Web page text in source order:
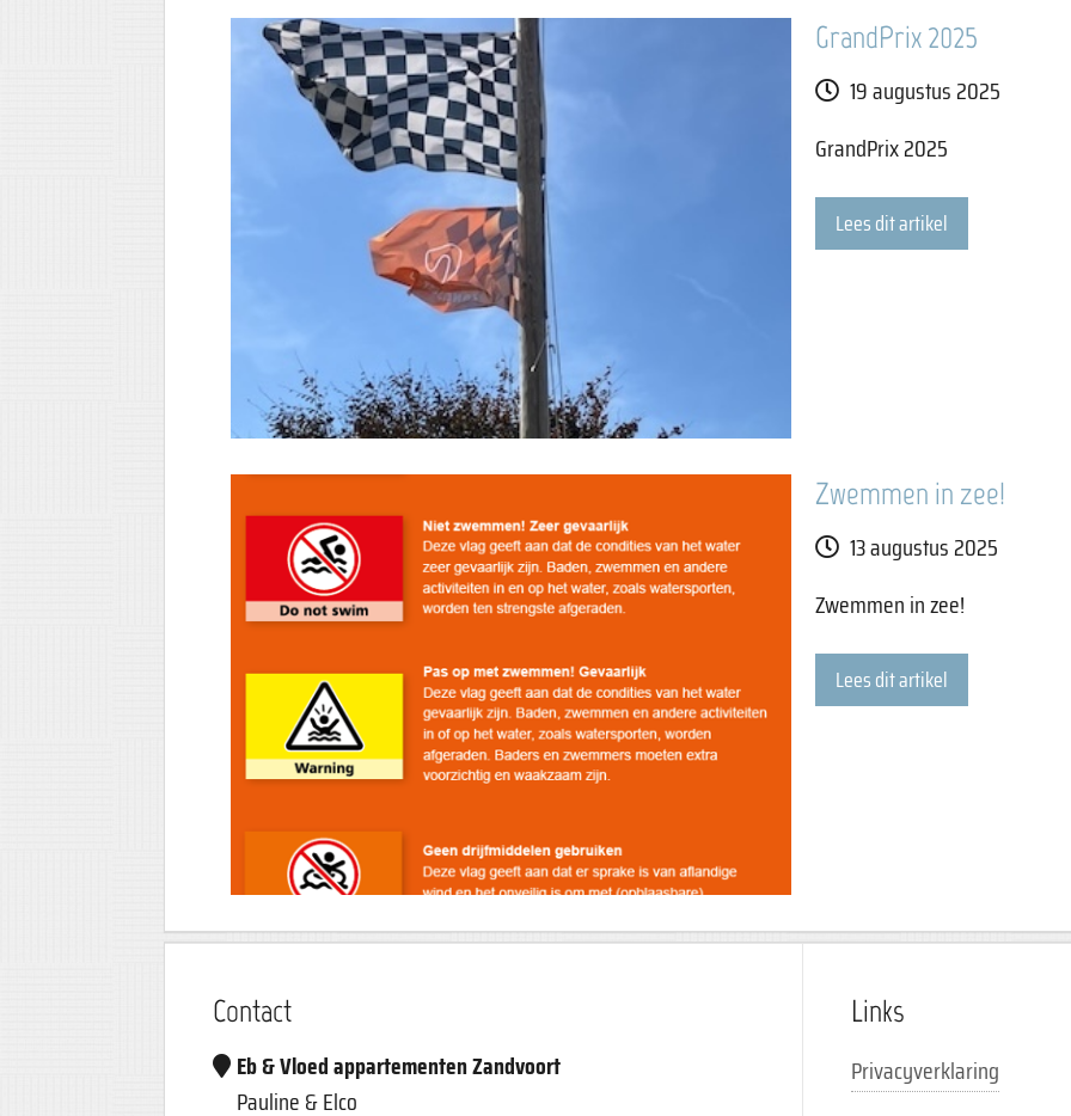
GrandPrix 2025
19 augustus 2025
GrandPrix 2025
Lees dit artikel
Zwemmen in zee!
13 augustus 2025
Zwemmen in zee!
Lees dit artikel
Contact
Eb & Vloed appartementen Zandvoort
Pauline & Elco
Links
Privacyverklaring